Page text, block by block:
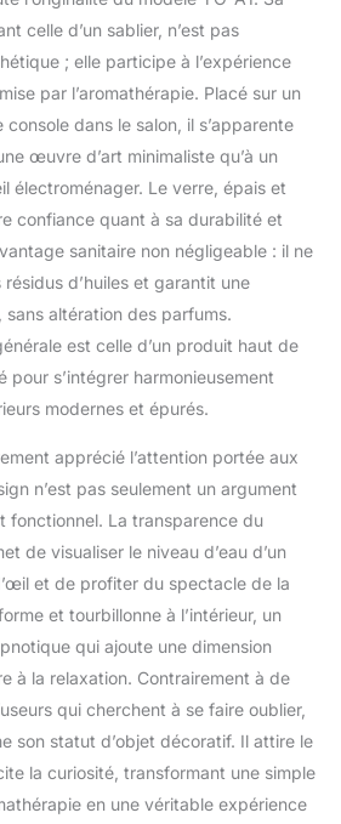
d'arôme. Comparé
avec un diffuseur en
plastique, le
diffuseur en verre
n'absorbe pas les
huiles essentielles
l'ingrédient naturel
des huiles
essentielles reste
optimal, ce qui vous
expérience
d'aromathérapie
plus saine. La
séparation eau-huile
des huiles
essentielles,
assurant un parfum
propre et naturel.
Parfait pour
différentes
occasions :
d'aromathérapie
avec une capacité
de 1600 ml et une
évaporation rapide
couvrir jusqu'à 350
m². La vapeur fine
celle d’un sablier, n’est pas
; elle participe à l’expérience
par l’aromathérapie. Placé sur un
console dans le salon, il s’apparente
œuvre d’art minimaliste qu’à un
électroménager. Le verre, épais et
confiance quant à sa durabilité et
sanitaire non négligeable : il ne
d’huiles et garantit une
sans altération des parfums.
est celle d’un produit haut de
pour s’intégrer harmonieusement
modernes et épurés.
apprécié l’attention portée aux
n’est pas seulement un argument
fonctionnel. La transparence du
de visualiser le niveau d’eau d’un
et de profiter du spectacle de la
et tourbillonne à l’intérieur, un
qui ajoute une dimension
à la relaxation. Contrairement à de
qui cherchent à se faire oublier,
son statut d’objet décoratif. Il attire le
la curiosité, transformant une simple
en une véritable expérience